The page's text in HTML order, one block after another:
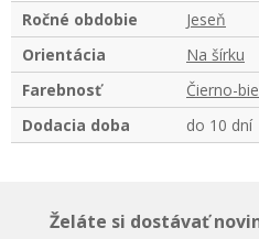
Ročné obdobie
Jeseň
Orientácia
Na šírku
Farebnosť
Čierno-
Dodacia doba
do 10 dní
Želáte si dostávať